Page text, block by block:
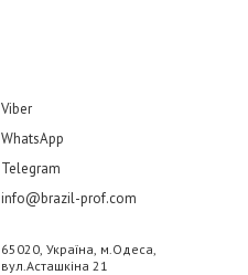
Viber
WhatsApp
Telegram
info@brazil-prof.com
65020, Україна, м.Одеса,
вул.Асташкіна 21